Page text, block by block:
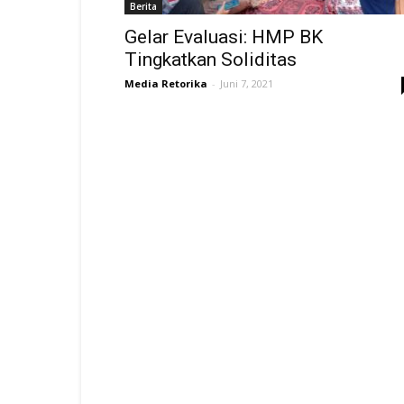
Berita
Gelar Evaluasi: HMP BK
Tingkatkan Soliditas
Media Retorika - Juni 7, 2021